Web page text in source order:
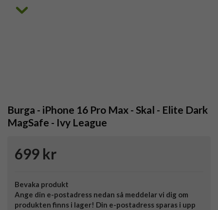
Burga - iPhone 16 Pro Max - Skal - Elite Dark
MagSafe - Ivy League
699 kr
Bevaka produkt
Ange din e-postadress nedan så meddelar vi dig om
produkten finns i lager! Din e-postadress sparas i upp